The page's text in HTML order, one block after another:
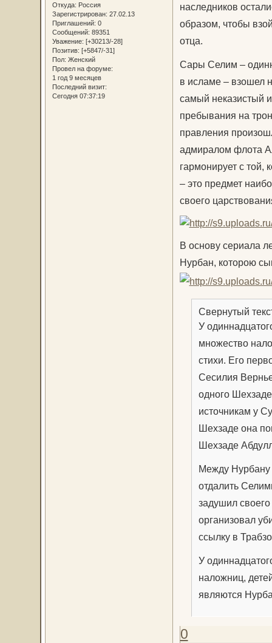
Откуда: Россия
Зарегистрирован: 27.02.13
Приглашений: 0
Сообщений: 89351
Уважение: [+30213/-28]
Позитив: [+5847/-31]
Пол: Женский
Провел на форуме:
1 год 9 месяцев
Последний визит:
Сегодня 07:37:19
наследников
образом, чтобы
отца.
Сары Селим –
в исламе – взошел
самый неказистый
пребывания на
правления
адмиралом флота
гармонирует с той,
– это предмет
своего
В основу сериала
Нурбан, которою
Свернутый
У
множество
стихи. Его
Сесилия
одного
источникам у
Шехзаде она
Шехзаде
Между Нурбану
отдалить
задушил
организовал
ссылку в
У
наложниц,
являются
0